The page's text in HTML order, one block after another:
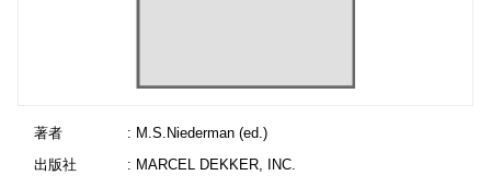
著者
: M.S.Niederman (ed.)
出版社
: MARCEL DEKKER, INC.